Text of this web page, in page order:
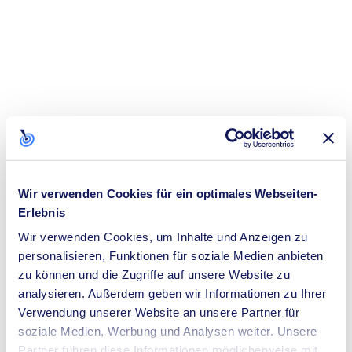
Wir verwenden Cookies für ein optimales Webseiten-
Erlebnis
Wir verwenden Cookies, um Inhalte und Anzeigen zu
personalisieren, Funktionen für soziale Medien anbieten
zu können und die Zugriffe auf unsere Website zu
analysieren. Außerdem geben wir Informationen zu Ihrer
Verwendung unserer Website an unsere Partner für
soziale Medien, Werbung und Analysen weiter. Unsere
Application error: a -side exception has occurred while loading